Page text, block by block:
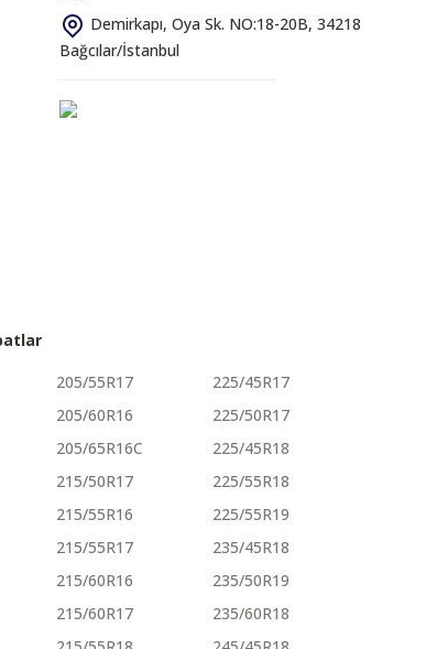
Demirkapı, Oya Sk. NO:18-20B, 34218
Bağcılar/İstanbul
205/55R17
205/60R16
205/65R16C
215/50R17
215/55R16
215/55R17
215/60R16
215/60R17
225/45R17
225/50R17
225/45R18
225/55R18
225/55R19
235/45R18
235/50R19
235/60R18